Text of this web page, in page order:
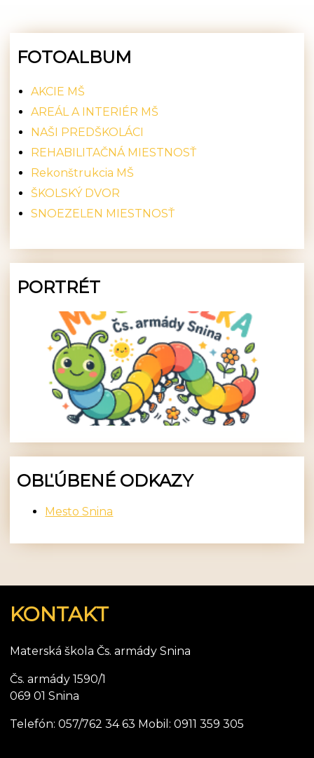
FOTOALBUM
AKCIE MŠ
AREÁL A INTERIÉR MŠ
NAŠI PREDŠKOLÁCI
REHABILITAČNÁ MIESTNOSŤ
Rekonštrukcia MŠ
ŠKOLSKÝ DVOR
SNOEZELEN MIESTNOSŤ
PORTRÉT
OBĽÚBENÉ ODKAZY
Mesto Snina
KONTAKT
Materská škola Čs. armády Snina
Čs. armády 1590/1
069 01 Snina
Telefón: 057/762 34 63 Mobil: 0911 359 305